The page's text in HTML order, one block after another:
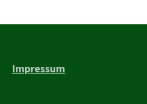
Impressum